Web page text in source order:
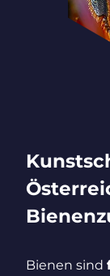
Bienen sind